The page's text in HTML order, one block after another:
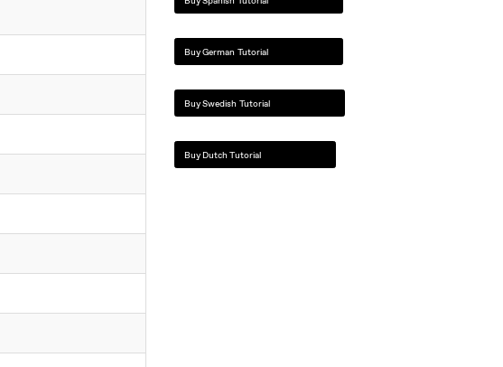
Buy German Tutorial
Buy Swedish Tutorial
Buy Dutch Tutorial